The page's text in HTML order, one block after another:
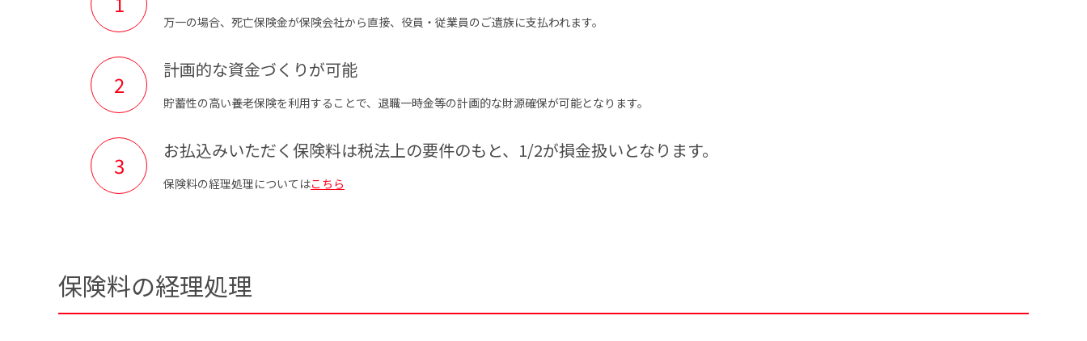
万一の場合、死亡保険金が保険会社から直接、役員・従業員のご遺族に支払われます。
計画的な資金づくりが可能
貯蓄性の高い養老保険を利用することで、退職一時金等の計画的な財源確保が可能となります。
お払込みいただく保険料は税法上の要件のもと、1/2が損金扱いとなります。
保険料の経理処理についてはこちら
保険料の経理処理